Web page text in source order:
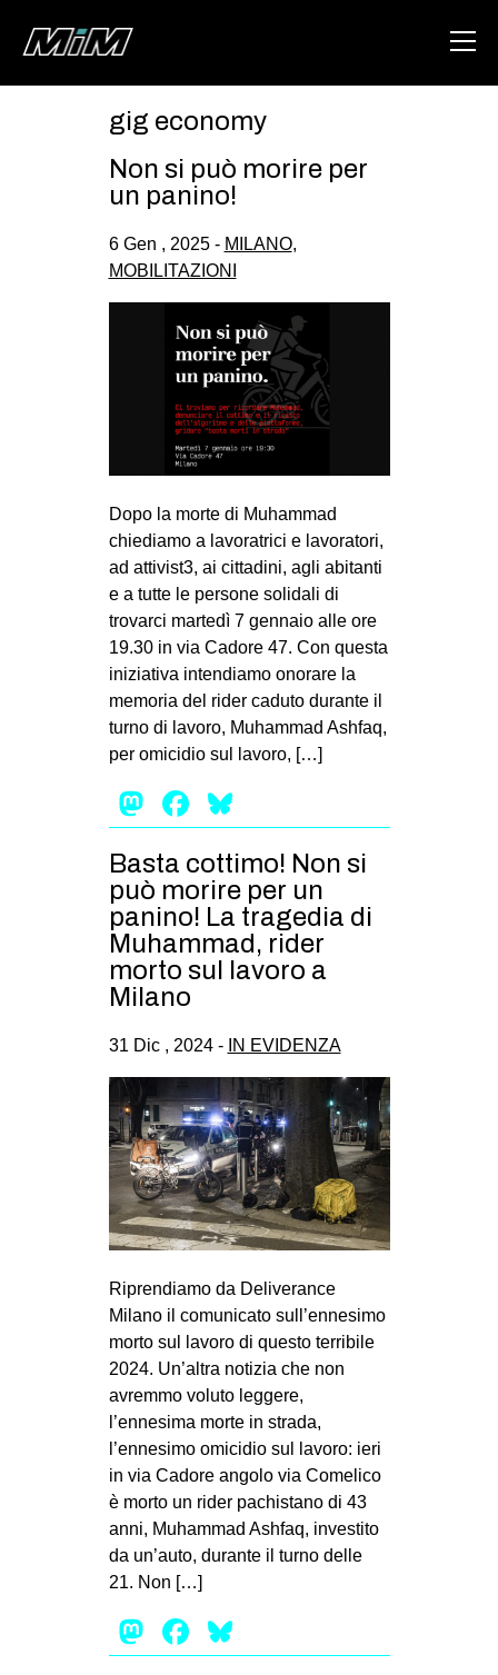
HOME
ABOUT
AREA
DEGENERAZIONE
GAZA FREESTYLE
CSOA LAMBRETTA
MSM
STUDENTI TSUNAMI
MILANO
MOBILITAZIONI
SPAZI
SPORT POPOLARE
MOVIMENTI
AMBIENTE
ANTIFASCISMO
MIGRAZIONI
PRECARIATO
REPRESSIONE
STUDENTI
ARTE
CINEMA
MANIFESTI
MUSICA
RECENSIONI
INTERNAZIONALE
AFRICA
ESTREMO ORIENTE
EUROPA
MEDIO ORIENTE
MONDO
EVENTI
gig economy
Non si può morire per
un panino!
6 Gen , 2025 - MILANO,
MOBILITAZIONI
Dopo la morte di Muhammad
chiediamo a lavoratrici e lavoratori,
ad attivist3, ai cittadini, agli abitanti
e a tutte le persone solidali di
trovarci martedì 7 gennaio alle ore
19.30 in via Cadore 47. Con questa
iniziativa intendiamo onorare la
memoria del rider caduto durante il
turno di lavoro, Muhammad Ashfaq,
per omicidio sul lavoro, […]
Mastodon
Facebook
Basta cottimo! Non si
può morire per un
panino! La tragedia di
Muhammad, rider
morto sul lavoro a
Milano
31 Dic , 2024 - IN EVIDENZA
Riprendiamo da Deliverance
Milano il comunicato sull’ennesimo
morto sul lavoro di questo terribile
2024. Un’altra notizia che non
avremmo voluto leggere,
l’ennesima morte in strada,
l’ennesimo omicidio sul lavoro: ieri
in via Cadore angolo via Comelico
è morto un rider pachistano di 43
anni, Muhammad Ashfaq, investito
da un’auto, durante il turno delle
21. Non […]
Mastodon
Facebook